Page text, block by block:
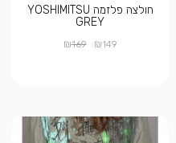
חולצה פלזמה YOSHIMITSU
GREY
₪149
₪169